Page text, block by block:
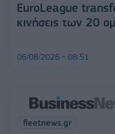
EuroLeague
κινήσεις των 20
06/08/2026 - 08:51
fleetnews.gr